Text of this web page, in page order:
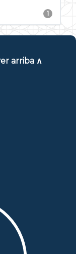
1
arriba ∧